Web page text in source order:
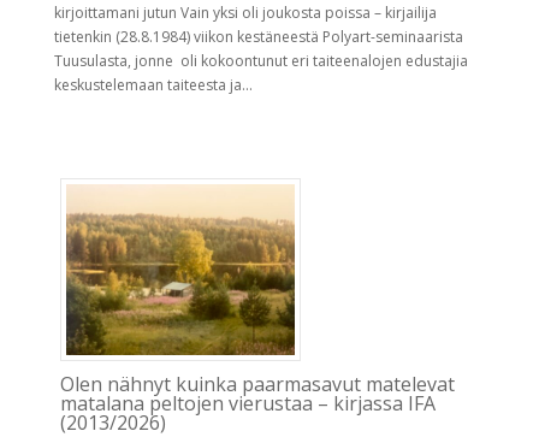
kirjoittamani jutun Vain yksi oli joukosta poissa – kirjailija
tietenkin (28.8.1984) viikon kestäneestä Polyart-seminaarista
Tuusulasta, jonne oli kokoontunut eri taiteenalojen edustajia
keskustelemaan taiteesta ja...
Olen nähnyt kuinka paarmasavut matelevat
matalana peltojen vierustaa – kirjassa IFA
(2013/2026)